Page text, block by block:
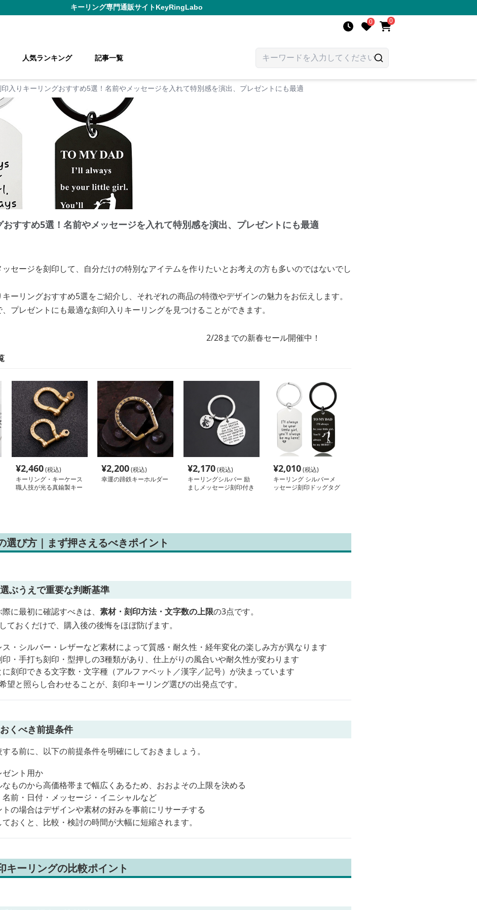
キーリング専門通販サイトKeyRingLabo
0 0
人気ランキング 記事一覧
印入りキーリングおすすめ5選！名前やメッセージを入れて特別感を演出、プレゼントにも最適
すすめ5選！名前やメッセージを入れて特別感を演出、プレゼントにも最適
セージを刻印して、自分だけの特別なアイテムを作りたいとお考えの方も多いのではないでし
ーリングおすすめ5選をご紹介し、それぞれの商品の特徴やデザインの魅力をお伝えします。
プレゼントにも最適な刻印入りキーリングを見つけることができます。
2/28までの新春セール開催中！
¥2,460(税込)
キーリング・キーケース
職人技が光る真鍮製キー
¥2,200(税込)
幸運の蹄鉄キーホルダー
¥2,170(税込)
キーリングシルバー 励
ましメッセージ刻印付き
¥2,010(税込)
キーリング シルバーメ
ッセージ刻印ドッグタグ
選び方｜まず押さえるべきポイント
ぶうえで重要な判断基準
に最初に確認すべきは、 素材・刻印方法・文字数の上限の3点です。
ておくだけで、購入後の後悔をほぼ防げます。
・シルバー・レザーなど素材によって質感・耐久性・経年変化の楽しみ方が異なります
・手打ち刻印・型押しの3種類があり、仕上がりの風合いや耐久性が変わります
に刻印できる文字数・文字種（アルファベット／漢字／記号）が決まっています
望と照らし合わせることが、刻印キーリング選びの出発点です。
くべき前提条件
る前に、以下の前提条件を明確にしておきましょう。
ゼント用か
ものから高価格帯まで幅広くあるため、おおよその上限を決める
名前・日付・メッセージ・イニシャルなど
トの場合はデザインや素材の好みを事前にリサーチする
おくと、比較・検討の時間が大幅に短縮されます。
キーリングの比較ポイント